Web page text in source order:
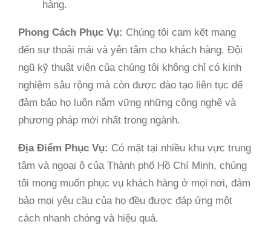
hàng.
Phong Cách Phục Vụ: Chúng tôi cam kết mang
đến sự thoải mái và yên tâm cho khách hàng. Đội
ngũ kỹ thuật viên của chúng tôi không chỉ có kinh
nghiệm sâu rộng mà còn được đào tạo liên tục để
đảm bảo họ luôn nắm vững những công nghệ và
phương pháp mới nhất trong ngành.
Địa Điểm Phục Vụ: Có mặt tại nhiều khu vực trung
tâm và ngoại ô của Thành phố Hồ Chí Minh, chúng
tôi mong muốn phục vụ khách hàng ở mọi nơi, đảm
bảo mọi yêu cầu của họ đều được đáp ứng một
cách nhanh chóng và hiệu quả.